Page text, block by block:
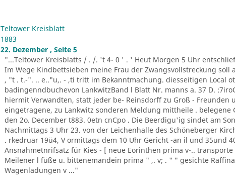
Teltower Kreisblatt
1883
22. Dezember , Seite 5
"...Teltower Kreisblatts / . /. 't 4- 0 ' . ' Heut Morgen 5 Uhr
Im Wege Kindbettsieben meine Frau der Zwangsvollstreckung soll
, "t . t.-". .. e.."u,. - ,ti tritt im Bekanntmachung. diesseitigen Local
badingenndbuchevon LankwitzBand l Blatt Nr. manns a. 37 D.
hiermit Verwandten, statt jeder be- Reinsdorff zu Groß - Freunden
eingetragene, zu Lankwitz sonderen Meldung mittheile . belegene
den 2o. December t883. 0etn cnCpo . Die Beerdigu'ig sindet am
Nachmittags 3 Uhr 23. von der Leichenhalle des Schöneberger
. rkedruar 19ü4, V ormittags dem 10 Uhr Gericht -an il und 35und
Ansnahmetnrifsatz für Kies - [ neue Eorinthen prima v-.. transporte
Meilener l füße u. bittenemandein prima " ,. v; . " " gesichte
Wagenladungen v ..."